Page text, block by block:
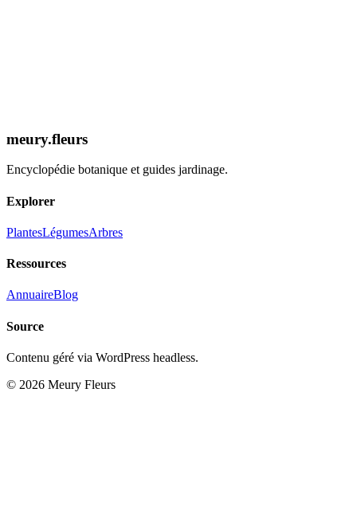
Découvrir la Fiche
meury.fleurs
Encyclopédie botanique et guides jardinage.
Explorer
PlantesLégumesArbres
Ressources
AnnuaireBlog
Source
Contenu géré via WordPress headless.
© 2026 Meury Fleurs